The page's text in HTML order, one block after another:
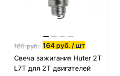
185руб. 164 руб. / шт
Свеча зажигания Huter 2T
L7T для 2Т двигателей